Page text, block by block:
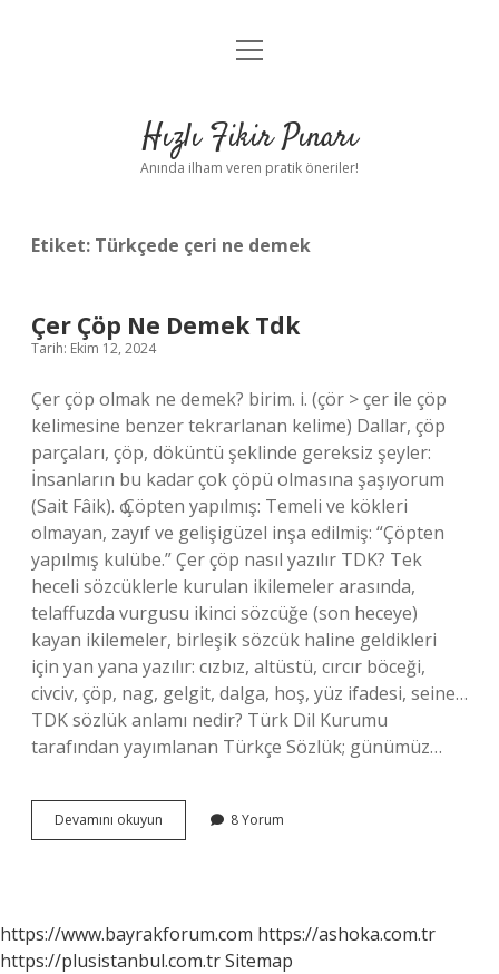
Anasayfa
Yasal Uyarı
menüyü
Hızlı Fikir Pınarı
Anında ilham veren pratik öneriler!
Etiket: Türkçede çeri ne demek
Çer Çöp Ne Demek Tdk
Tarih: Ekim 12, 2024
Çer çöp olmak ne demek? birim. i. (çör > çer ile çöp
kelimesine benzer tekrarlanan kelime) Dallar, çöp
parçaları, çöp, döküntü şeklinde gereksiz şeyler:
İnsanların bu kadar çok çöpü olmasına şaşıyorum
(Sait Fâik). ѻ Çöpten yapılmış: Temeli ve kökleri
olmayan, zayıf ve gelişigüzel inşa edilmiş: “Çöpten
yapılmış kulübe.” Çer çöp nasıl yazılır TDK? Tek
heceli sözcüklerle kurulan ikilemeler arasında,
telaffuzda vurgusu ikinci sözcüğe (son heceye)
kayan ikilemeler, birleşik sözcük haline geldikleri
için yan yana yazılır: cızbız, altüstü, cırcır böceği,
civciv, çöp, nag, gelgit, dalga, hoş, yüz ifadesi, seine…
TDK sözlük anlamı nedir? Türk Dil Kurumu
tarafından yayımlanan Türkçe Sözlük; günümüz…
Devamını okuyun
Çöp
8 Yorum
https://www.bayrakforum.com https://ashoka.com.tr
https://plusistanbul.com.trSitemap